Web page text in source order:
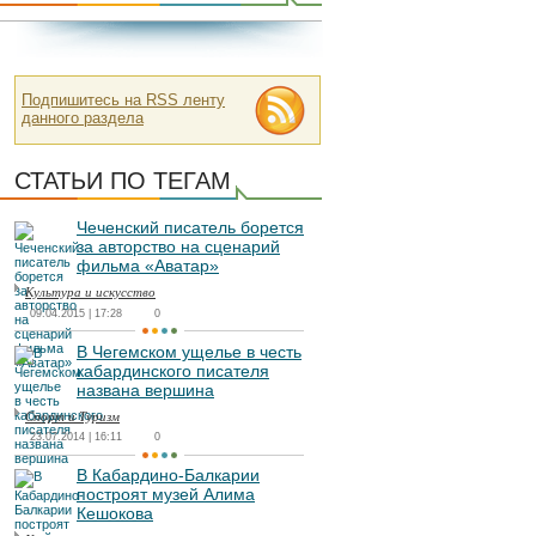
Подпишитесь на RSS ленту
данного раздела
СТАТЬИ ПО ТЕГАМ
Чеченский писатель борется
за авторство на сценарий
фильма «Аватар»
Культура и искусство
09.04.2015 | 17:28 0
В Чегемском ущелье в честь
кабардинского писателя
названа вершина
Спорт и Туризм
23.07.2014 | 16:11 0
В Кабардино-Балкарии
построят музей Алима
Кешокова